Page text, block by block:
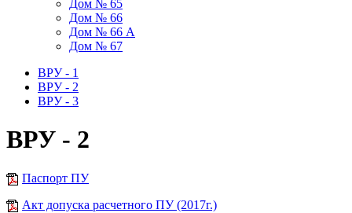
Дом № 65
Дом № 66
Дом № 66 А
Дом № 67
ВРУ - 1
ВРУ - 2
ВРУ - 3
ВРУ - 2
Паспорт ПУ
Акт допуска расчетного ПУ (2017г.)